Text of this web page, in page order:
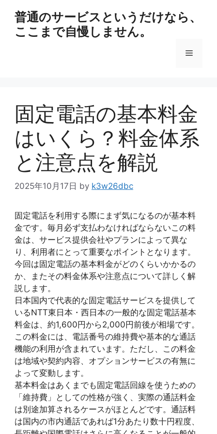
普通のサービスというだけなら、
ここまで自慢しません。
メ
ュ
ー
固定電話の基本料金
はいくら？料金体系
と注意点を解説
2025年10月17日 by k3w26dbc
固定電話を利用する際にまず気になるのが基本料
金です。毎月必ず支払わなければならないこの料
金は、サービス提供会社やプランによって異な
り、利用者にとって重要なポイントとなります。
今回は固定電話の基本料金がどのくらいかかるの
か、またその料金体系や注意点について詳しく解
説します。
日本国内で代表的な固定電話サービスを提供して
いるNTT東日本・西日本の一般的な固定電話基本
料金は、約1,600円から2,000円前後が相場です。
この料金には、電話番号の維持費や基本的な通話
機能の利用が含まれています。ただし、この料金
は地域や契約内容、オプションサービスの有無に
よって変動します。
基本料金はあくまでも固定電話回線を使うための
「維持費」としての性格が強く、実際の通話料金
は別途加算されるケースがほとんどです。通話料
は国内の市内通話であれば1分あたり数十円程度、